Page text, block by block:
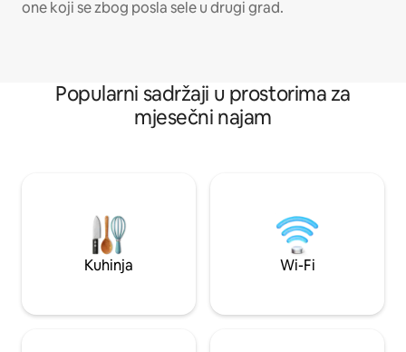
one koji se zbog posla sele u drugi grad.
Popularni sadržaji u prostorima za
mjesečni najam
Kuhinja Wi-Fi